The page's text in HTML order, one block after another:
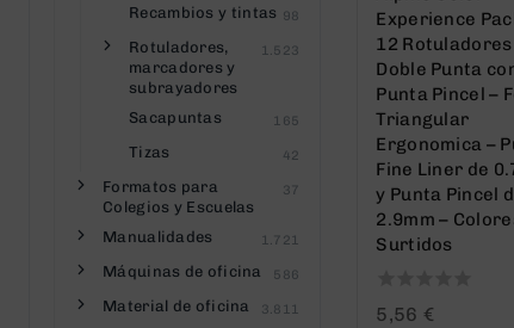
Experience
12 Rotuladores
Doble Punta
Punta Pincel –
Triangular
Ergonomica –
Fine Liner de
y Punta Pincel
2.9mm –
Surtidos
0
5,56 €
Recambios y tintas 98
Rotuladores,
marcadores y
subrayadores
1.523
Sacapuntas 165
Tizas 42
Formatos para
Colegios y Escuelas
37
Manualidades 1.721
Máquinas de oficina 586
Material de oficina 3.811